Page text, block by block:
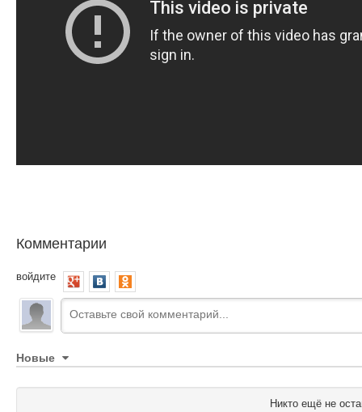
Комментарии
войдите
Новые
Никто ещё не